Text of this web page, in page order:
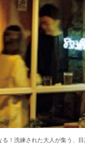
る！洗練された大人が集う、